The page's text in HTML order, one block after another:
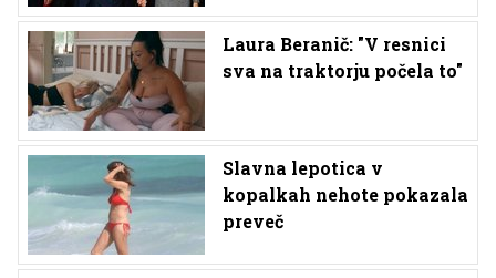
Laura Beranič: "V resnici
sva na traktorju počela to"
Slavna lepotica v
kopalkah nehote pokazala
preveč